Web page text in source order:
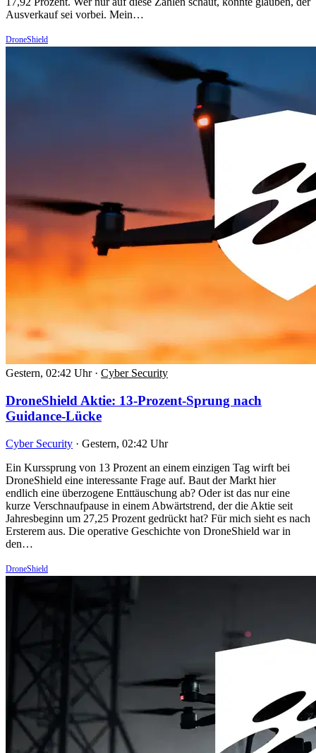
Ausverkauf sei vorbei. Mein…
DroneShield
Gestern, 02:42 Uhr · Cyber Security
DroneShield Aktie: 13-Prozent-Sprung nach
Guidance-Lücke
Cyber Security · Gestern, 02:42 Uhr
Ein Kurssprung von 13 Prozent an einem einzigen Tag wirft bei
DroneShield eine interessante Frage auf. Baut der Markt hier
endlich eine überzogene Enttäuschung ab? Oder ist das nur eine
kurze Verschnaufpause in einem Abwärtstrend, der die Aktie seit
Jahresbeginn um 27,25 Prozent gedrückt hat? Für mich sieht es nach
Ersterem aus. Die operative Geschichte von DroneShield war in
den…
DroneShield